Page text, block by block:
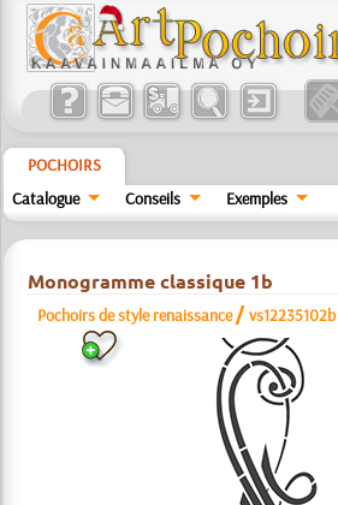
POCHOIRS
Catalogue
Conseils Exemples
Monogramme classique 1b
Pochoirs de style renaissance /vs12235102b